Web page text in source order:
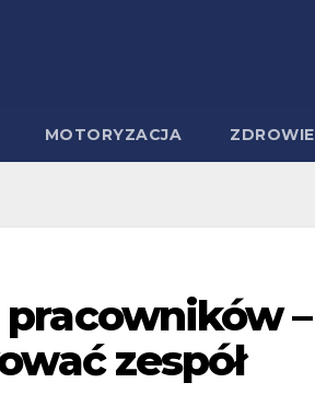
MOTORYZACJA ZDROWIE
–
zespół